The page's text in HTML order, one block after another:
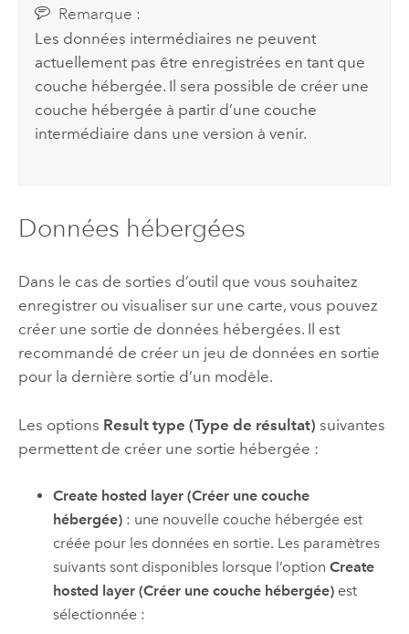
Remarque :
Les données intermédiaires ne peuvent
actuellement pas être enregistrées en tant que
couche hébergée. Il sera possible de créer une
couche hébergée à partir d’une couche
intermédiaire dans une version à venir.
Données hébergées
Dans le cas de sorties d’outil que vous souhaitez
enregistrer ou visualiser sur une carte, vous pouvez
créer une sortie de données hébergées. Il est
recommandé de créer un jeu de données en sortie
pour la dernière sortie d’un modèle.
Les options Result type (Type de résultat) suivantes
permettent de créer une sortie hébergée :
Create hosted layer (Créer une couche
hébergée) : une nouvelle couche hébergée est
créée pour les données en sortie. Les paramètres
suivants sont disponibles lorsque l’optionCreate
hosted layer (Créer une couche hébergée) est
sélectionnée :